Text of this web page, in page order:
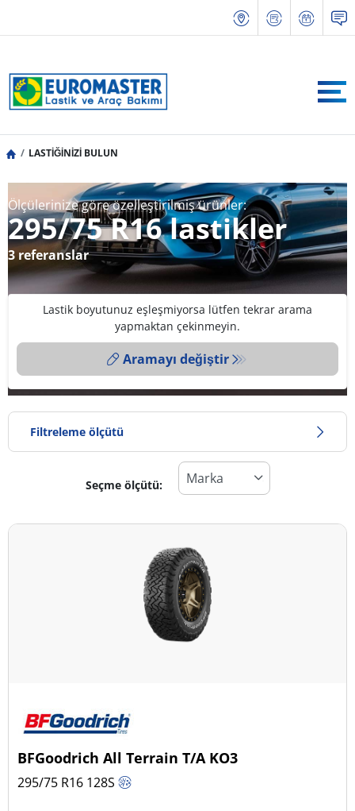
LASTİĞİNİZİ BULUN
Ölçülerinize göre özelleştirilmiş ürünler:
295/75 R16 lastikler
3 referanslar
Lastik boyutunuz eşleşmiyorsa lütfen tekrar arama
yapmaktan çekinmeyin.
Aramayı değiştir
Filtreleme ölçütü
Lastik türü
Tüm lastik türleri (3)
Dört mevsim (2)
Binek (0)
Seçme ölçütü:
BFGoodrich All Terrain T/A KO3
295/75 R16 128S